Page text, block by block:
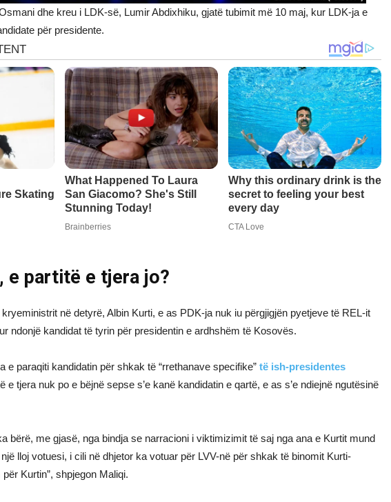
dhe kreu i LDK-së, Lumir Abdixhiku, gjatë tubimit më 10 maj, kur LDK-ja e
për presidente.
e partitë e tjera jo?
në detyrë, Albin Kurti, e as PDK-ja nuk iu përgjigjën pyetjeve të REL-it
ndonjë kandidat të tyrin për presidentin e ardhshëm të Kosovës.
e paraqiti kandidatin për shkak të “rrethanave specifike” të ish-presidentes
e tjera nuk po e bëjnë sepse s’e kanë kandidatin e qartë, e as s’e ndiejnë ngutësinë
bërë, me gjasë, nga bindja se narracioni i viktimizimit të saj nga ana e Kurtit mund
lloj votuesi, i cili në dhjetor ka votuar për LVV-në për shkak të binomit Kurti-
Kurtin”, shpjegon Maliqi.